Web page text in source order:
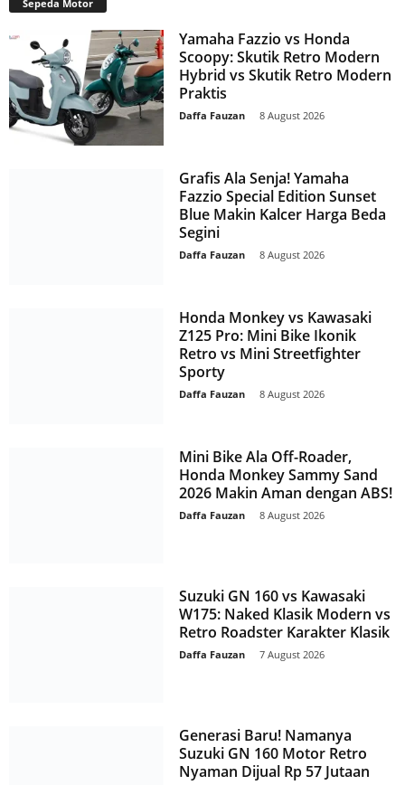
Sepeda Motor
Yamaha Fazzio vs Honda
Scoopy: Skutik Retro Modern
Hybrid vs Skutik Retro Modern
Praktis
Daffa Fauzan 8 August 2026
Grafis Ala Senja! Yamaha
Fazzio Special Edition Sunset
Blue Makin Kalcer Harga Beda
Segini
Daffa Fauzan 8 August 2026
Honda Monkey vs Kawasaki
Z125 Pro: Mini Bike Ikonik
Retro vs Mini Streetfighter
Sporty
Daffa Fauzan 8 August 2026
Mini Bike Ala Off-Roader,
Honda Monkey Sammy Sand
2026 Makin Aman dengan ABS!
Daffa Fauzan 8 August 2026
Suzuki GN 160 vs Kawasaki
W175: Naked Klasik Modern vs
Retro Roadster Karakter Klasik
Daffa Fauzan 7 August 2026
Generasi Baru! Namanya
Suzuki GN 160 Motor Retro
Nyaman Dijual Rp 57 Jutaan